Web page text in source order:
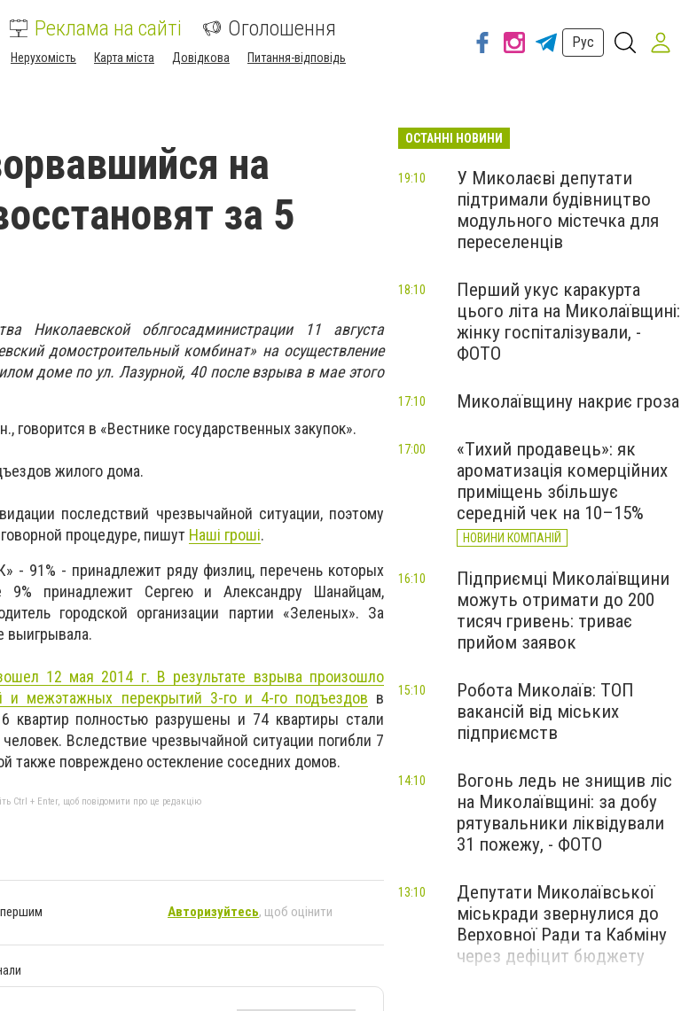
Реклама на сайті Оголошення
Нерухомість Карта міста Довідкова Питання-відповідь
Рус
на
за 5
Николаевской облгосадминистрации 11 августа
домостроительный комбинат» на осуществление
доме по ул. Лазурной, 40 после взрыва в мае этого
говорится в «Вестнике государственных закупок».
жилого дома.
последствий чрезвычайной ситуации, поэтому
процедуре, пишут Наші гроші.
- 91% - принадлежит ряду физлиц, перечень которых
9% принадлежит Сергею и Александру Шанайцам,
городской организации партии «Зеленых». За
выигрывала.
12 мая 2014 г. В результате взрыва произошло
и межэтажных перекрытий 3-го и 4-го подъездов в
квартир полностью разрушены и 74 квартиры стали
Вследствие чрезвычайной ситуации погибли 7
также повреждено остекление соседних домов.
Ctrl + Enter, щоб повідомити про це редакцію
першим Авторизуйтесь, щоб оцінити
ОСТАННІ НОВИНИ
У Миколаєві депутати
підтримали будівництво
модульного містечка для
переселенців
19:10
Перший укус каракурта
цього літа на Миколаївщині:
жінку госпіталізували, -
ФОТО
18:10
Миколаївщину накриє гроза
17:10
«Тихий продавець»: як
ароматизація комерційних
приміщень збільшує
середній чек на 10–15%
НОВИНИ КОМПАНІЙ
17:00
Підприємці Миколаївщини
можуть отримати до 200
тисяч гривень: триває
прийом заявок
16:10
Робота Миколаїв: ТОП
вакансій від міських
підприємств
15:10
Вогонь ледь не знищив ліс
на Миколаївщині: за добу
рятувальники ліквідували
31 пожежу, - ФОТО
14:10
Депутати Миколаївської
міськради звернулися до
Верховної Ради та Кабміну
через дефіцит бюджету
13:10